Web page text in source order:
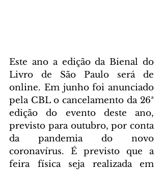
Este ano a edição da Bienal do
Livro de São Paulo será de
online. Em junho foi anunciado
pela CBL o cancelamento da 26ª
edição do evento deste ano,
previsto para outubro, por conta
da pandemia do novo
coronavírus. É previsto que a
feira física seja realizada em